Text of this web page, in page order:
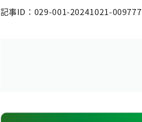
記事ID：029-001-20241021-009777